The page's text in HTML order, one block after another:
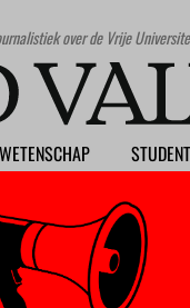
over de Vrije
WETENSCHAP
2026